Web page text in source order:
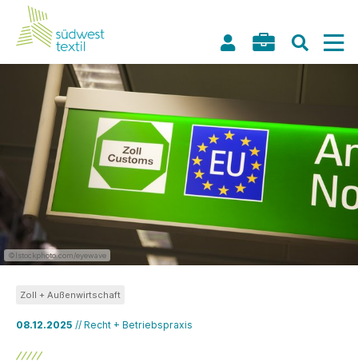
©Istockphoto.com/eyewave
08.12.2025 // Recht + Betriebspraxis
Zoll + Außenwirtschaft